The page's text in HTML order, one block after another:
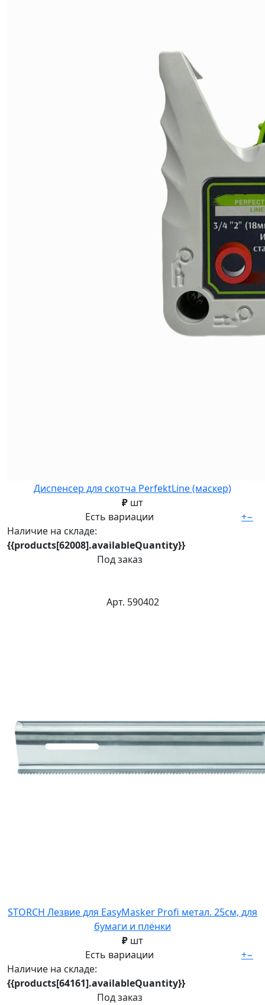
Диспенсер для скотча PerfektLine (маскер)
₽ шт
Есть вариации
Наличие на складе:
{{products[62008].availableQuantity}}
Под заказ
+−
Арт. 590402
STORCH Лезвие для EasyMasker Profi метал. 25см, для
бумаги и плёнки
₽ шт
Есть вариации
Наличие на складе:
{{products[64161].availableQuantity}}
Под заказ
+−